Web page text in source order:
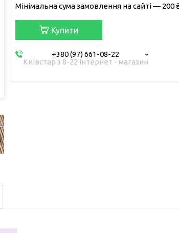
Мінімальна сума замовлення на сайті — 200
Купити
+380 (97) 661-08-22
Київстар з 8-22 Інтернет - магазин